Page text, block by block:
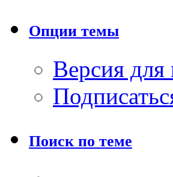
Опции темы
Версия для
Поиск по теме